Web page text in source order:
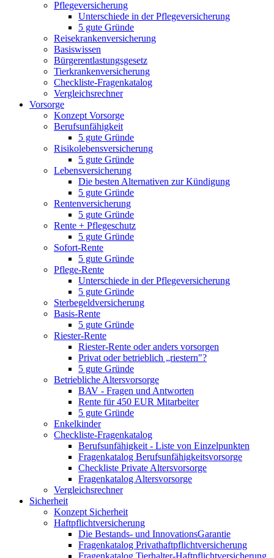
Pflegeversicherung
Unterschiede in der Pflegeversicherung
5 gute Gründe
Reisekrankenversicherung
Basiswissen
Bürgerentlastungsgesetz
Tierkrankenversicherung
Checkliste-Fragenkatalog
Vergleichsrechner
Vorsorge
Konzept Vorsorge
Berufsunfähigkeit
5 gute Gründe
Risikolebensversicherung
5 gute Gründe
Lebensversicherung
Die besten Alternativen zur Kündigung
5 gute Gründe
Rentenversicherung
5 gute Gründe
Rente + Pflegeschutz
5 gute Gründe
Sofort-Rente
5 gute Gründe
Pflege-Rente
Unterschiede in der Pflegeversicherung
5 gute Gründe
Sterbegeldversicherung
Basis-Rente
5 gute Gründe
Riester-Rente
Riester-Rente oder anders vorsorgen
Privat oder betrieblich „riestern"?
5 gute Gründe
Betriebliche Altersvorsorge
BAV - Fragen und Antworten
Rente für 450 EUR Mitarbeiter
5 gute Gründe
Enkelkinder
Checkliste-Fragenkatalog
Berufsunfähigkeit - Liste von Einzelpunkten
Fragenkatalog Berufsunfähigkeitsvorsorge
Checkliste Private Altersvorsorge
Fragenkatalog Altersvorsorge
Vergleichsrechner
Sicherheit
Konzept Sicherheit
Haftpflichtversicherung
Die Bestands- und InnovationsGarantie
Fragenkatalog Privathaftpflichtversicherung
Fragenkatalog Tierhalter-Haftpflichtversicherung